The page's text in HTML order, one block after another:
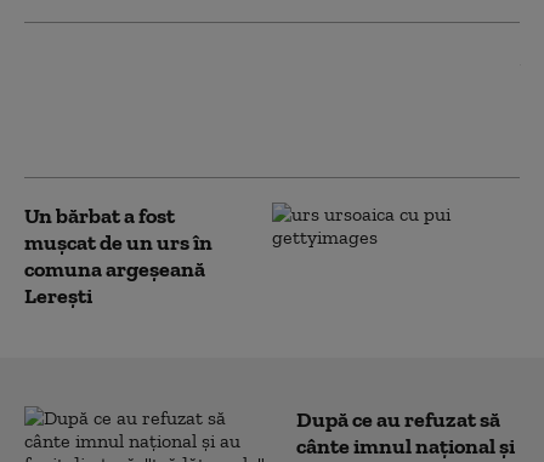
Un bărbat a fost
mușcat de un urs în
comuna argeșeană
Lerești
După ce au refuzat să
cânte imnul naţional şi